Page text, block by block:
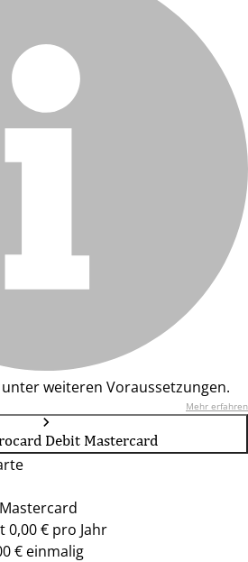
weiteren Voraussetzungen.
Mehr erfahren
Debit Mastercard
0,00 € pro Jahr
€ einmalig